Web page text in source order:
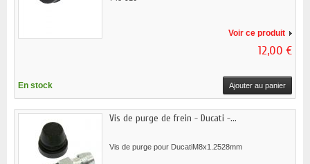
Voir ce produit
12,00 €
En stock Ajouter au panier
Vis de purge de frein - Ducati -...
Vis de purge pour DucatiM8x1.2528mm